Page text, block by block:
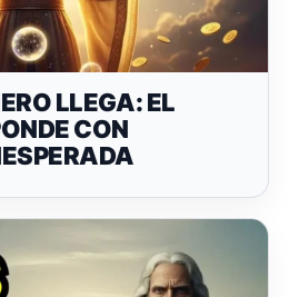
LLEGA: EL
CON